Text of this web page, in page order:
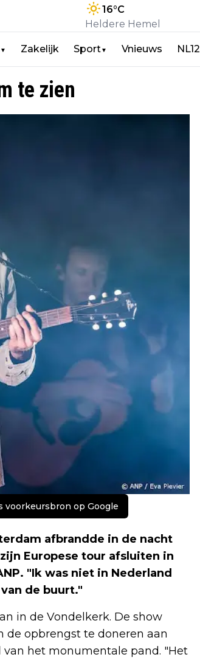
16°C
Heldere Hemel
▼ Zakelijk Sport▼ Vnieuws NL12
te zien
voorkeursbron op Google
afbrandde in de nacht
Europese tour afsluiten in
"Ik was niet in Nederland
de buurt."
in de Vondelkerk. De show
de opbrengst te doneren aan
het monumentale pand. "Het